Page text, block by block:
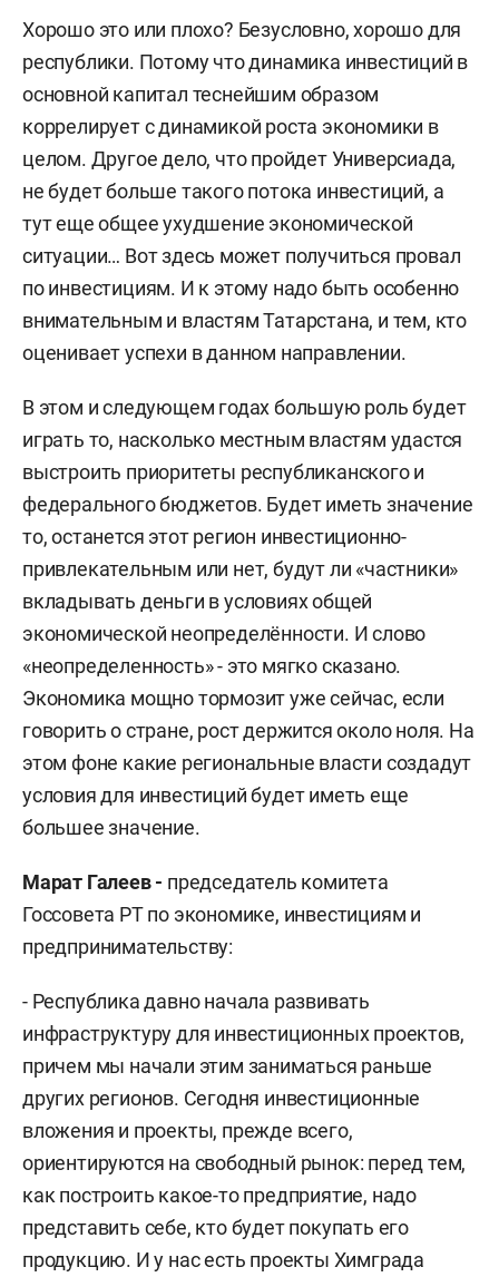
Хорошо это или плохо? Безусловно, хорошо для
республики. Потому что динамика инвестиций в
основной капитал теснейшим образом
коррелирует с динамикой роста экономики в
целом. Другое дело, что пройдет Универсиада,
не будет больше такого потока инвестиций, а
тут еще общее ухудшение экономической
ситуации… Вот здесь может получиться провал
по инвестициям. И к этому надо быть особенно
внимательным и властям Татарстана, и тем, кто
оценивает успехи в данном направлении.
В этом и следующем годах большую роль будет
играть то, насколько местным властям удастся
выстроить приоритеты республиканского и
федерального бюджетов. Будет иметь значение
то, останется этот регион инвестиционно-
привлекательным или нет, будут ли «частники»
вкладывать деньги в условиях общей
экономической неопределённости. И слово
«неопределенность» - это мягко сказано.
Экономика мощно тормозит уже сейчас, если
говорить о стране, рост держится около ноля. На
этом фоне какие региональные власти создадут
условия для инвестиций будет иметь еще
большее значение.
Марат Галеев - председатель комитета
Госсовета РТ по экономике, инвестициям и
предпринимательству:
- Республика давно начала развивать
инфраструктуру для инвестиционных проектов,
причем мы начали этим заниматься раньше
других регионов. Сегодня инвестиционные
вложения и проекты, прежде всего,
ориентируются на свободный рынок: перед тем,
как построить какое-то предприятие, надо
представить себе, кто будет покупать его
продукцию. И у нас есть проекты Химграда